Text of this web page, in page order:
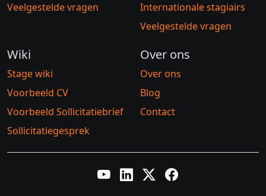
Veelgestelde vragen
Internationale stagiairs
Veelgestelde vragen
Wiki
Stage wiki
Voorbeeld CV
Voorbeeld Sollicitatiebrief
Sollicitatiegesprek
Over ons
Over ons
Blog
Contact
YouTubeLinkedInTwitter XFacebook